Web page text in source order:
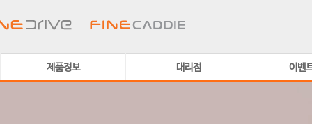
제품정보 대리점 이벤